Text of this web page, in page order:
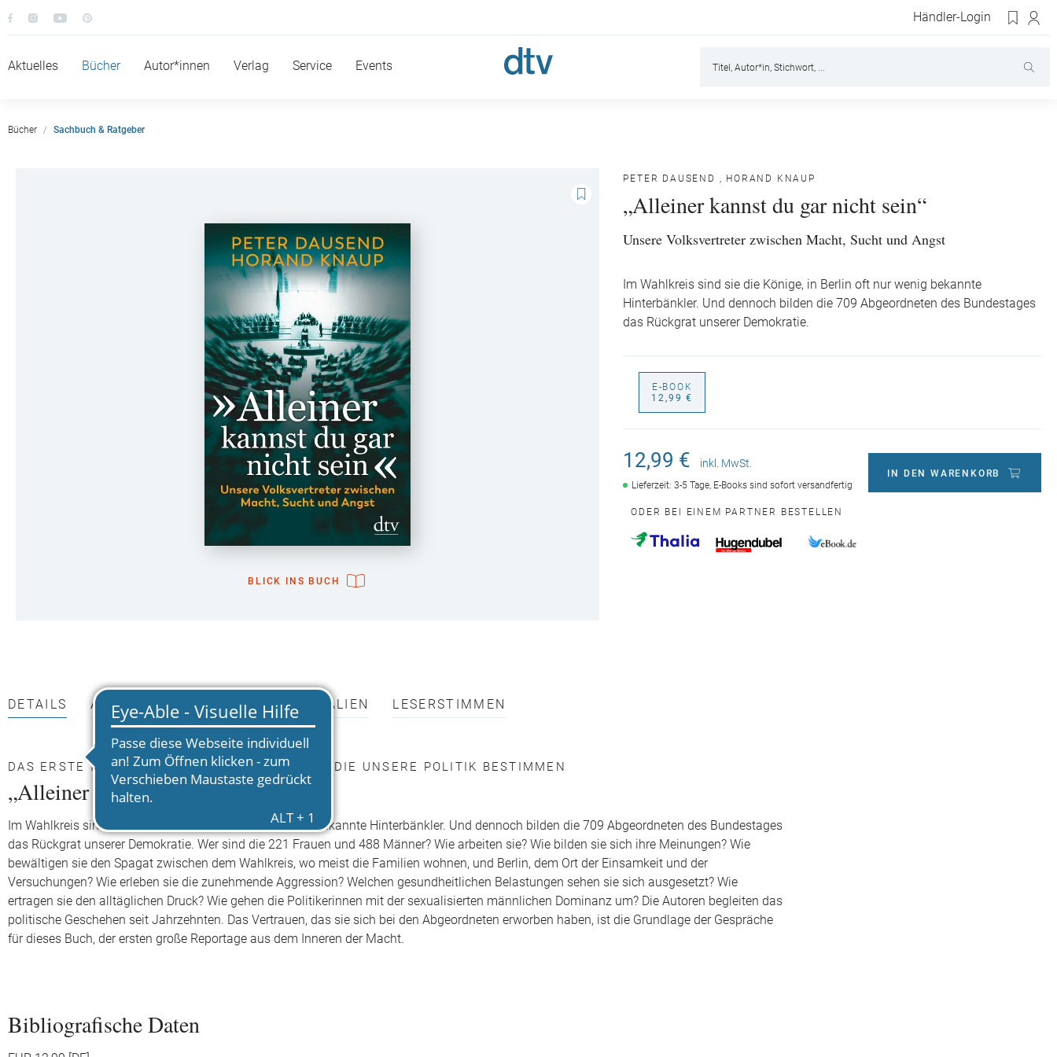
Händler-Login
Aktuelles Bücher Autor*innen Verlag Service Events
Bücher Sachbuch & Ratgeber
BLICK INS BUCH
PETER DAUSEND , HORAND KNAUP
„Alleiner kannst du gar nicht sein“
Unsere Volksvertreter zwischen Macht, Sucht und Angst
Im Wahlkreis sind sie die Könige, in Berlin oft nur wenig bekannte
Hinterbänkler. Und dennoch bilden die 709 Abgeordneten des Bundestages
das Rückgrat unserer Demokratie.
E-BOOK
12,99 €
12,99 € inkl. MwSt.
Lieferzeit: 3-5 Tage, E-Books sind sofort versandfertig
IN DEN WARENKORB
ODER BEI EINEM PARTNER BESTELLEN
DETAILS AUTOR*INNEN PRESSEMATERIALIEN LESERSTIMMEN
DAS ERSTE INTIME PORTRÄT DER MENSCHEN, DIE UNSERE POLITIK BESTIMMEN
„Alleiner kannst du gar nicht sein“
Im Wahlkreis sind sie die Könige, in Berlin oft nur wenig bekannte Hinterbänkler. Und dennoch bilden die 709 Abgeordneten des Bundestages
das Rückgrat unserer Demokratie. Wer sind die 221 Frauen und 488 Männer? Wie arbeiten sie? Wie bilden sie sich ihre Meinungen? Wie
bewältigen sie den Spagat zwischen dem Wahlkreis, wo meist die Familien wohnen, und Berlin, dem Ort der Einsamkeit und der
Versuchungen? Wie erleben sie die zunehmende Aggression? Welchen gesundheitlichen Belastungen sehen sie sich ausgesetzt? Wie
ertragen sie den alltäglichen Druck? Wie gehen die Politikerinnen mit der sexualisierten männlichen Dominanz um? Die Autoren begleiten das
politische Geschehen seit Jahrzehnten. Das Vertrauen, das sie sich bei den Abgeordneten erworben haben, ist die Grundlage der Gespräche
für dieses Buch, der ersten große Reportage aus dem Inneren der Macht.
Bibliografische Daten